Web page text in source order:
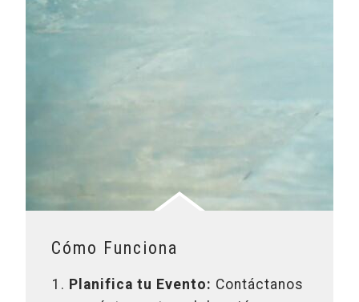
Cómo Funciona
Planifica tu Evento: Contáctanos